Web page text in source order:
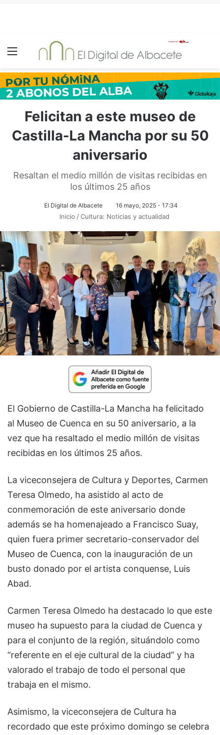
Menú
Felicitan a este museo de
Castilla-La Mancha por su 50
aniversario
Resaltan el medio millón de visitas recibidas en
los últimos 25 años
El Digital de Albacete 16 mayo, 2025 - 17:34
Inicio / Cultura: Noticias y actualidad
El Gobierno de Castilla-La Mancha ha felicitado
al Museo de Cuenca en su 50 aniversario, a la
vez que ha resaltado el medio millón de visitas
recibidas en los últimos 25 años.
La viceconsejera de Cultura y Deportes, Carmen
Teresa Olmedo, ha asistido al acto de
conmemoración de este aniversario donde
además se ha homenajeado a Francisco Suay,
quien fuera primer secretario-conservador del
Museo de Cuenca, con la inauguración de un
busto donado por el artista conquense, Luis
Abad.
Carmen Teresa Olmedo ha destacado lo que este
museo ha supuesto para la ciudad de Cuenca y
para el conjunto de la región, situándolo como
“referente en el eje cultural de la ciudad” y ha
valorado el trabajo de todo el personal que
trabaja en el mismo.
Asimismo, la viceconsejera de Cultura ha
recordado que este próximo domingo se celebra